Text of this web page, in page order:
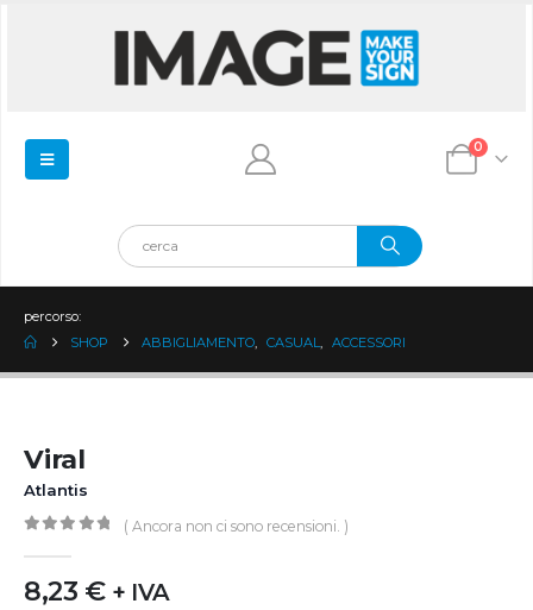
0
percorso:
SHOP
ABBIGLIAMENTO CASUAL ACCESSORI
Viral
Atlantis
( Ancora non ci sono recensioni. )
8,23 € + IVA